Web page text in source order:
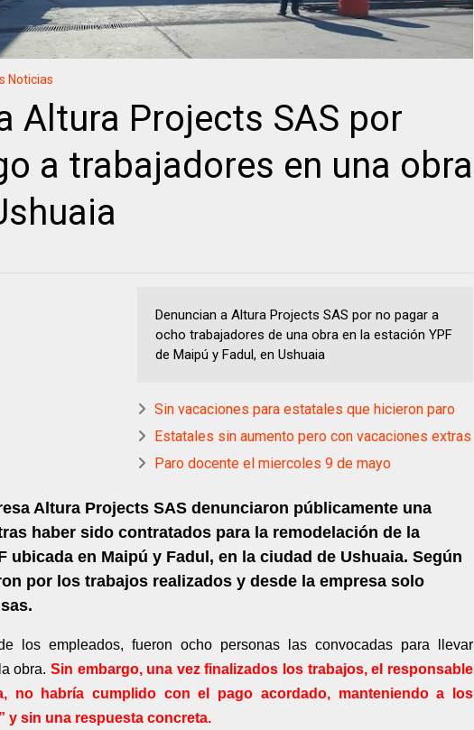
Noticias
Altura Projects SAS por
a trabajadores en una obra
Denuncian a Altura Projects SAS por no pagar a
ocho trabajadores de una obra en la estación YPF
de Maipú y Fadul, en Ushuaia
Sin vacaciones para estatales que hicieron paro
Estatales sin aumento pero con vacaciones extras
Paro docente el miercoles 9 de mayo
Altura Projects SAS denunciaron públicamente una
haber sido contratados para la remodelación de la
ubicada en Maipú y Fadul, en la ciudad de Ushuaia. Según
por los trabajos realizados y desde la empresa solo
los empleados, fueron ocho personas las convocadas para llevar
obra. Sin embargo, una vez finalizados los trabajos, el responsable
no habría cumplido con el pago acordado, manteniendo a los
y sin una respuesta concreta.